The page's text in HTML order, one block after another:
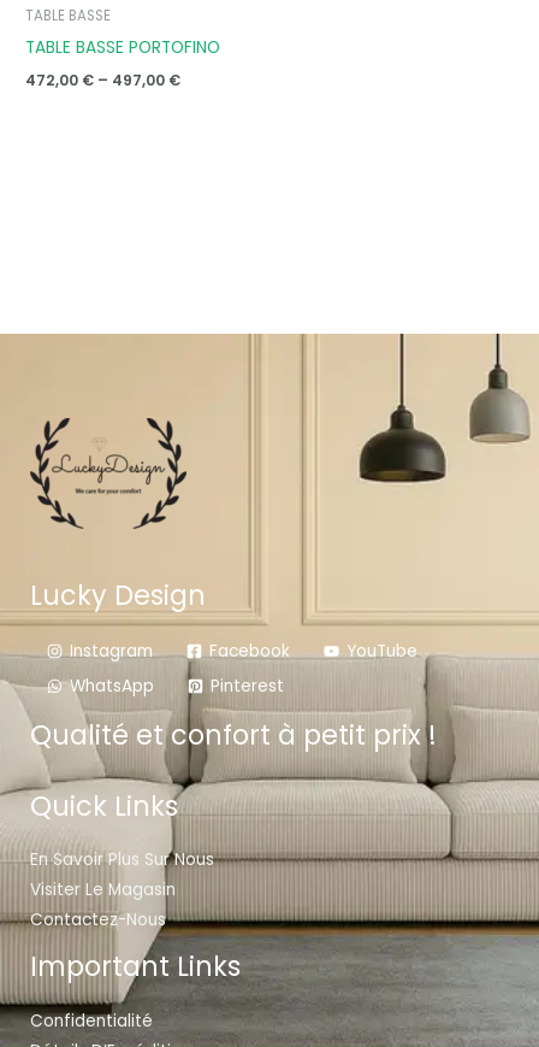
TABLE BASSE
TABLE BASSE PORTOFINO
472,00 € – 497,00 €
Lucky Design
Instagram Facebook
YouTube
WhatsApp
Pinterest
Qualité et confort à petit prix !
Quick Links
En Savoir Plus Sur Nous
Visiter Le Magasin
Contactez-Nous
Important Links
Confidentialité